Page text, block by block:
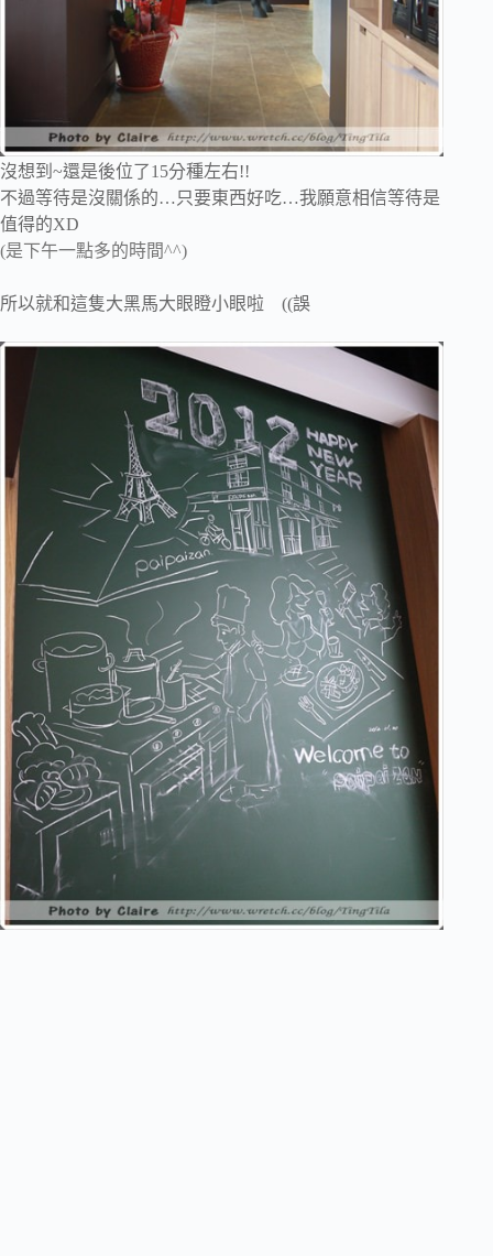
沒想到~還是後位了15分種左右!!
不過等待是沒關係的…只要東西好吃…我願意相信等待是
值得的XD
(是下午一點多的時間^^)
所以就和這隻大黑馬大眼瞪小眼啦 ((誤